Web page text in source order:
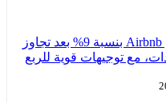
ارتفعت أسهم Airbnb بنسبة 9% بعد تجاوز
مع توجيهات قوية للربع